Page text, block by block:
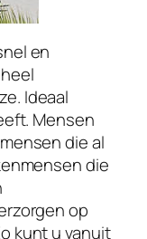
en
Ideaal
Mensen
die al
die
op
kunt u vanuit